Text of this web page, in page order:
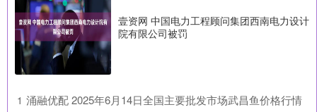
壹资网 中国电力工程顾问集团西南电力设计
院有限公司被罚
1 ​涌融优配 2025年6月14日全国主要批发市场武昌鱼价格行情